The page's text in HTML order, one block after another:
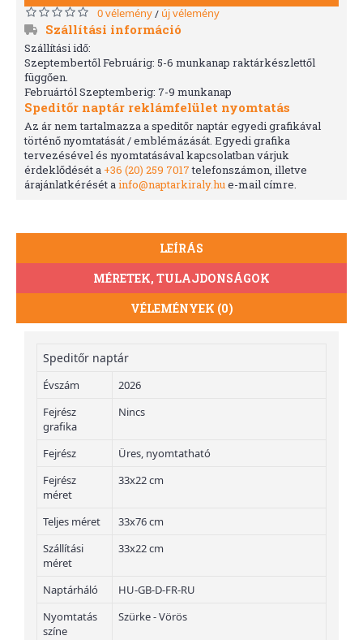
0 vélemény/ új vélemény
Szállítási információ
Szállítási idő:
Szeptembertől Februárig: 5-6 munkanap raktárkészlettől
függően.
Februártól Szeptemberig: 7-9 munkanap
Speditőr naptár reklámfelület nyomtatás
Az ár nem tartalmazza a speditőr naptár egyedi grafikával
történő nyomtatását / emblémázását. Egyedi grafika
tervezésével és nyomtatásával kapcsolatban várjuk
érdeklődését a +36 (20) 259 7017telefonszámon, illetve
árajánlatkérését ainfo@naptarkiraly.hue-mail címre.
LEÍRÁS
MÉRETEK, TULAJDONSÁGOK
VÉLEMÉNYEK (0)
Speditőr naptár
Évszám
2026
Fejrész
grafika
Nincs
Fejrész
Üres, nyomtatható
Fejrész
méret
33x22 cm
Teljes méret
33x76 cm
Szállítási
méret
33x22 cm
Naptárháló
HU-GB-D-FR-RU
Nyomtatás
színe
Szürke - Vörös